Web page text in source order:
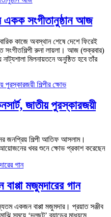
একক সংগীতানুষ্ঠান আজ
কাজে অবস্থান শেষে দেশে ফিরেই
সংগীতশিল্পী রুনা লায়লা। আজ (শুক্রবার)
নাট্যশালা মিলনায়তনে অনুষ্ঠিত হবে তাঁর
জাতীয় পুরস্কারজয়ী
জনপ্রিয় শিল্পী আতিফ আসলাম।
খবর শুনে ক্ষোভ প্রকাশ করেছেন
বাপ্পা মজুমদারের গান
একজন বাপ্পা মজুমদার। প্রয়াত সঞ্জীব
সময়ে ‘দলছুট’ ব্যান্ডের মাধ্যমে